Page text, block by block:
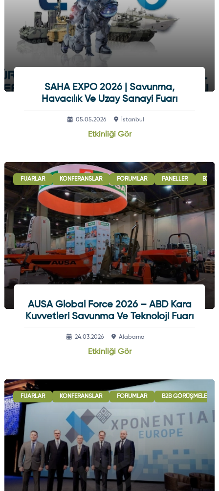
SAHA EXPO 2026 | Savunma,
Havacılık Ve Uzay Sanayi Fuarı
05.05.2026 İstanbul
Etkinliği Gör
FUARLAR KONFERANSLAR FORUMLAR PANELLER B2B
AUSA Global Force 2026 – ABD Kara
Kuvvetleri Savunma Ve Teknoloji Fuarı
24.03.2026 Alabama
Etkinliği Gör
FUARLAR KONFERANSLAR FORUMLAR B2B GÖRÜŞMELERI